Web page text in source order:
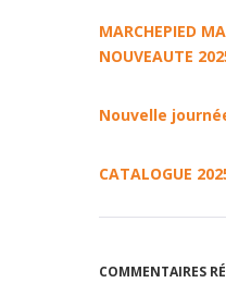
MARCHEPIED
NOUVEAUTE
Nouvelle
CATALOGUE
COMMENTAIRES